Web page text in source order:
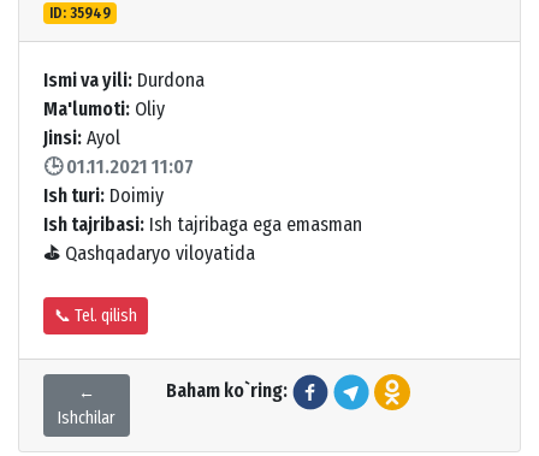
ID: 35949
Ismi va yili: Durdona
Ma'lumoti: Oliy
Jinsi: Ayol
🕒 01.11.2021 11:07
Ish turi: Doimiy
Ish tajribasi: Ish tajribaga ega emasman
⛳ Qashqadaryo viloyatida
📞 Tel. qilish
←
Ishchilar
Baham ko`ring: